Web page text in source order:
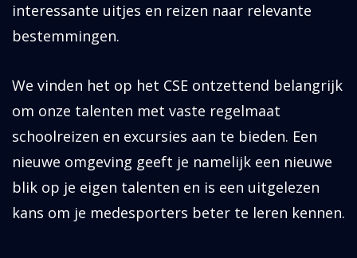
interessante uitjes en reizen naar relevante
bestemmingen.
We vinden het op het CSE ontzettend belangrijk
om onze talenten met vaste regelmaat
schoolreizen en excursies aan te bieden. Een
nieuwe omgeving geeft je namelijk een nieuwe
blik op je eigen talenten en is een uitgelezen
kans om je medesporters beter te leren kennen.